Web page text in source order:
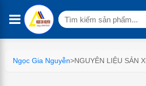
Tìm
Ngọc Gia Nguyễn>NGUYÊN LIỆU SẢN